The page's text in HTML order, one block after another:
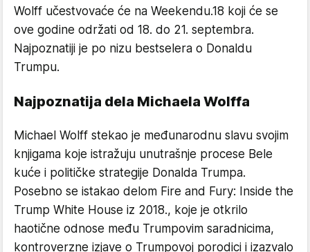
Wolff učestvovaće će na Weekendu.18 koji će se
ove godine održati od 18. do 21. septembra.
Najpoznatiji je po nizu bestselera o Donaldu
Trumpu.
Najpoznatija dela Michaela Wolffa
Michael Wolff stekao je međunarodnu slavu svojim
knjigama koje istražuju unutrašnje procese Bele
kuće i političke strategije Donalda Trumpa.
Posebno se istakao delom Fire and Fury: Inside the
Trump White House iz 2018., koje je otkrilo
haotične odnose među Trumpovim saradnicima,
kontroverzne izjave o Trumpovoj porodici i izazvalo